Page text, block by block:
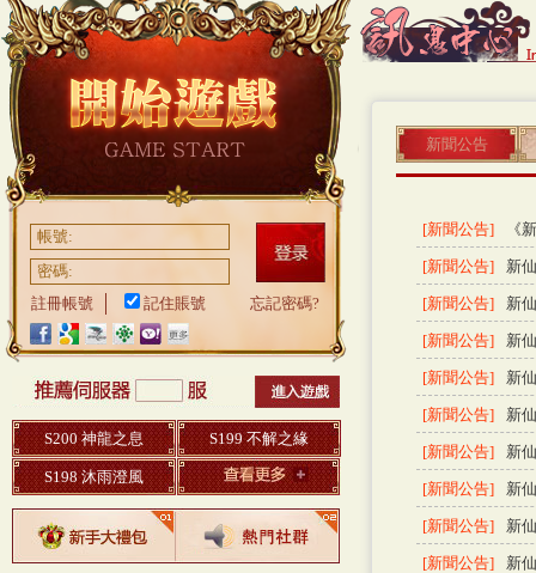
帳號:
密碼:
註冊帳號
記住賬號 忘記密碼?
S200 神龍之息 S199 不解之緣
S198 沐雨澄風
新聞公告
[新聞公告] 《
[新聞公告] 新
[新聞公告] 新
[新聞公告] 新
[新聞公告] 新
[新聞公告] 新
[新聞公告] 新
[新聞公告] 新
[新聞公告] 新
[新聞公告] 新